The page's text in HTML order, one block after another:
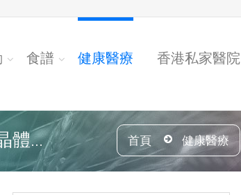
食譜 健康醫療 香港私家醫院
體... 首頁 健康醫療